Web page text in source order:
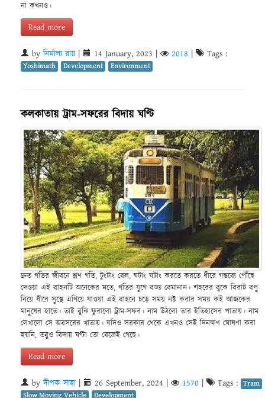
না কখনও।
Read more
byনির্মাল্য রায় 14 January, 2023 2018 Tags :
Yoshimath Development Environment
কলকাতায় ট্রাম-সফরের বিদায় ঘণ্টি
দ্রুত গতির জীবনে শ্লথ গতি, টুংটাং বেল, ঘটাং ঘটাং করতে করতে ধীরে গন্তব্যে পৌঁছে
দেওয়া এই বাহনটি অনেকের মতে, গতির যুগে বড্ড বেমানান। শহরের বুকে বিরাট বপু
নিয়ে ধীরে সুস্থে এগিয়ে যাওয়া এই বাহনে চড়ে সময় নষ্ট করার সময় কই আজকের
মানুষের হাতে। তাই বুঝি ফুরালো ট্রাম-সফর। নাম উঠলো তার ইতিহাসের পাতায়। নাম
লেখালো সে অবসরের খাতায়। যদিও সরকার থেকে এখনও সেই দিনক্ষণ ঘোষণা করা
হয়নি, তবুও বিদায় ঘণ্টা তো বেজেই গেছে।
Read more
byদীপক সাহা 26 September, 2024 1570 Tags : Tram
Slow Moving Vehicle
Development